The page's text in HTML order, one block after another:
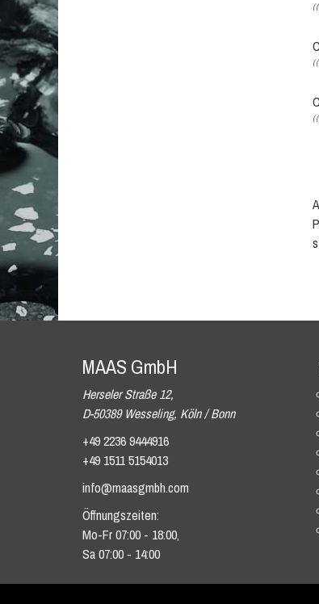
MAAS GmbH
Herseler Straße 12,
D-50389 Wesseling, Köln / Bonn
+49 2236 9444916
+49 1511 5154013
info@maasgmbh.com
Öffnungszeiten:
Mo-Fr 07:00 - 18:00,
Sa 07:00 - 14:00